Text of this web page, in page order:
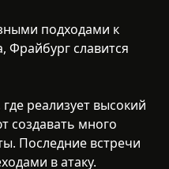
подходами к
Фрайбург славится
реализует высокий
создавать много
Последние встречи
в атаку.